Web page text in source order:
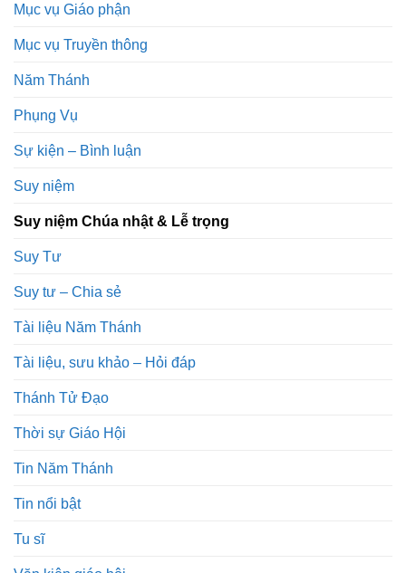
Mục vụ Giáo phận
Mục vụ Truyền thông
Năm Thánh
Phụng Vụ
Sự kiện – Bình luận
Suy niệm
Suy niệm Chúa nhật & Lễ trọng
Suy Tư
Suy tư – Chia sẻ
Tài liệu Năm Thánh
Tài liệu, sưu khảo – Hỏi đáp
Thánh Tử Đạo
Thời sự Giáo Hội
Tin Năm Thánh
Tin nổi bật
Tu sĩ